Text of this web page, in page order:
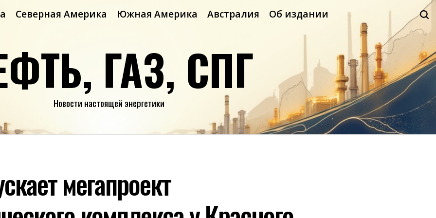
Северная Америка Южная Америка Австралия Об издании
ГАЗ, СПГ
Новости настоящей энергетики
мегапроект